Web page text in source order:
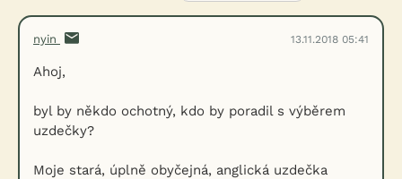
nyin 13.11.2018 05:41
Ahoj,
byl by někdo ochotný, kdo by poradil s výběrem
uzdečky?
Moje stará, úplně obyčejná, anglická uzdečka